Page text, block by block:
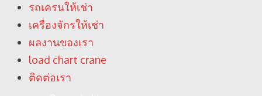
รถเครนให้เช่า
เครื่องจักรให้เช่า
ผลงานของเรา
load chart crane
ติดต่อเรา